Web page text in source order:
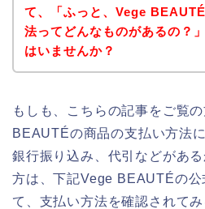
て、「ふっと、Vege
法ってどんなものがあるの？
はいませんか？
もしも、こちらの記事をご覧
BEAUTÉの商品の支払い方法
銀行振り込み、代引などがあ
方は、下記Vege BEAUTÉの公
て、支払い方法を確認されて